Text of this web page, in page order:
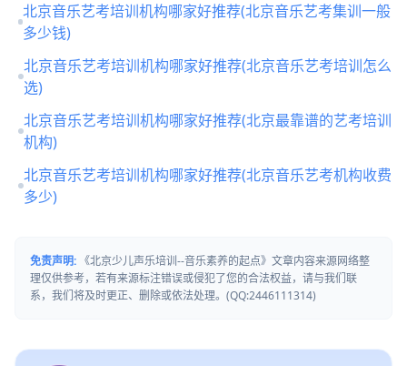
北京音乐艺考培训机构哪家好推荐(北京音乐艺考集训一般
多少钱)
北京音乐艺考培训机构哪家好推荐(北京音乐艺考培训怎么
选)
北京音乐艺考培训机构哪家好推荐(北京最靠谱的艺考培训
机构)
北京音乐艺考培训机构哪家好推荐(北京音乐艺考机构收费
多少)
免责声明: 《北京少儿声乐培训--音乐素养的起点》文章内容来源网络整
理仅供参考，若有来源标注错误或侵犯了您的合法权益，请与我们联
系，我们将及时更正、删除或依法处理。(QQ:2446111314)